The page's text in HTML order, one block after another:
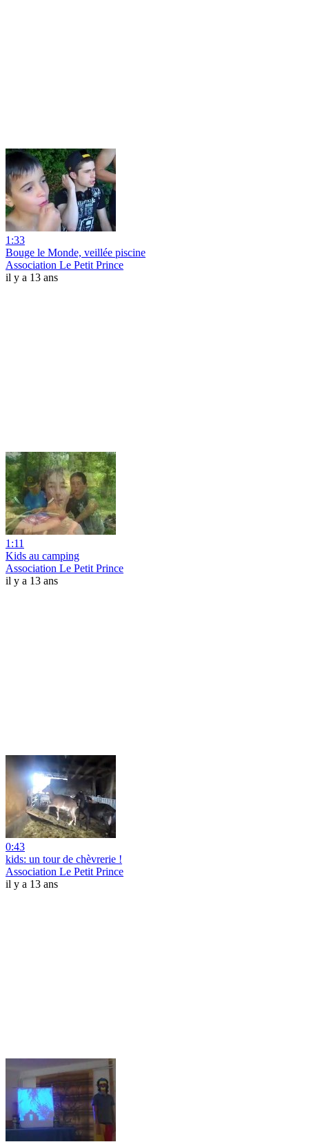
1:33
Bouge le Monde, veillée piscine
Association Le Petit Prince
il y a 13 ans
1:11
Kids au camping
Association Le Petit Prince
il y a 13 ans
0:43
kids: un tour de chèvrerie !
Association Le Petit Prince
il y a 13 ans